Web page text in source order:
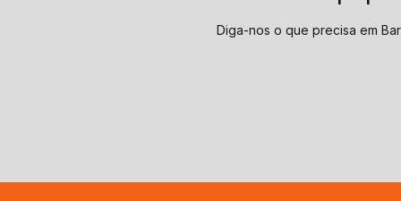
Diga-nos o que precisa em